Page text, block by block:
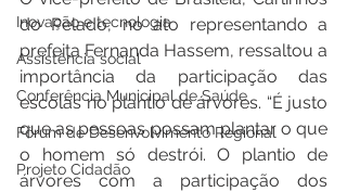
Inovação e tecnologia
Assistência social
Conferência Municipal de Saúde
Fórum de Desenvolvimento Regional
Projeto Cidadão
do Pelado, no ato representando a
prefeita Fernanda Hassem, ressaltou a
importância da participação das
escolas no plantio de árvores. “É justo
que as pessoas possam plantar o que
o homem só destrói. O plantio de
árvores com a participação dos